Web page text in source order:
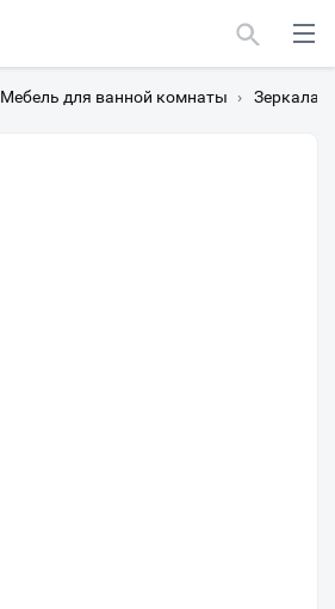
Мебель для ванной комнаты › Зеркала